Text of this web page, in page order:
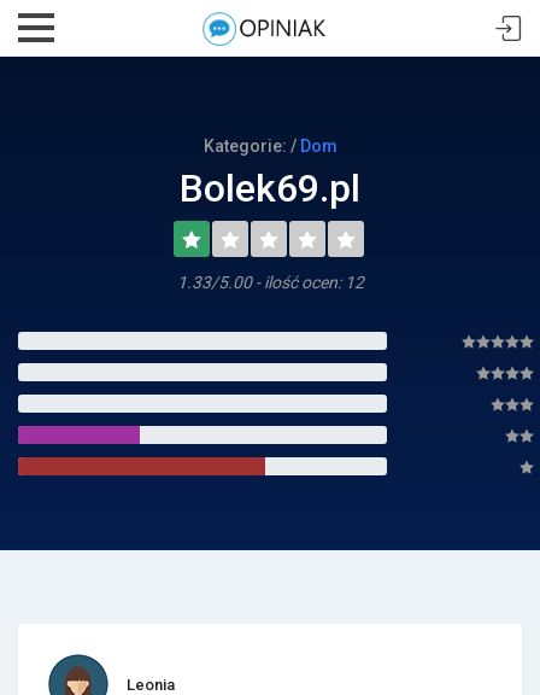
Kategorie: / Dom
Bolek69.pl
1.33/5.00 - ilość ocen: 12
Leonia